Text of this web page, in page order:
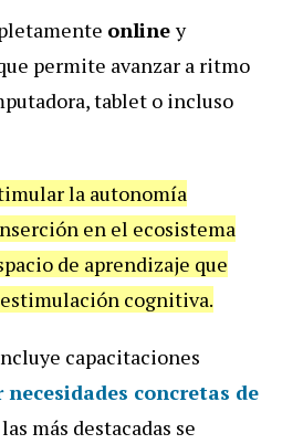
onliney
permite avanzar a ritmo
tablet o incluso
la autonomía
en el ecosistema
de aprendizaje que
cognitiva.
capacitaciones
necesidades concretas de
más destacadas se